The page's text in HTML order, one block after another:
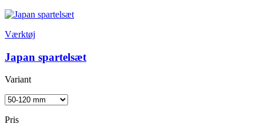
Værktøj
Japan spartelsæt
Variant
Pris